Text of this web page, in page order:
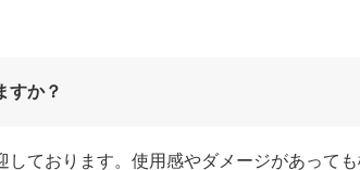
すか？
しております。使用感やダメージがあって